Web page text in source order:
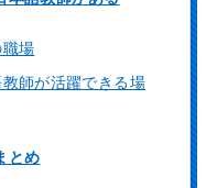
場
師が活躍できる場
とめ